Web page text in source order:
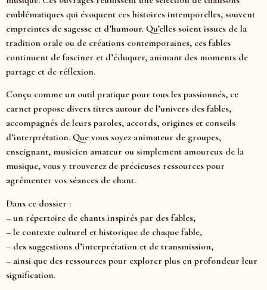
emblématiques qui évoquent ces histoires intemporelles, souvent
empreintes de sagesse et d’humour. Qu’elles soient issues de la
tradition orale ou de créations contemporaines, ces fables
continuent de fasciner et d’éduquer, animant des moments de
partage et de réflexion.
Conçu comme un outil pratique pour tous les passionnés, ce
carnet propose divers titres autour de l’univers des fables,
accompagnés de leurs paroles, accords, origines et conseils
d’interprétation. Que vous soyez animateur de groupes,
enseignant, musicien amateur ou simplement amoureux de la
musique, vous y trouverez de précieuses ressources pour
agrémenter vos séances de chant.
Dans ce dossier :
– un répertoire de chants inspirés par des fables,
– le contexte culturel et historique de chaque fable,
– des suggestions d’interprétation et de transmission,
– ainsi que des ressources pour explorer plus en profondeur leur
signification.